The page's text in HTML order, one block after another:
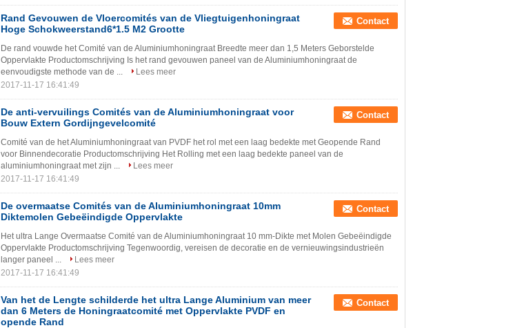
Rand Gevouwen de Vloercomités van de Vliegtuigenhoningraat
Hoge Schokweerstand6*1.5 M2 Grootte
Contact
De rand vouwde het Comité van de Aluminiumhoningraat Breedte meer dan 1,5 Meters Geborstelde
Oppervlakte Productomschrijving Is het rand gevouwen paneel van de Aluminiumhoningraat de
eenvoudigste methode van de ...
Lees meer
2017-11-17 16:41:49
De anti-vervuilings Comités van de Aluminiumhoningraat voor
Bouw Extern Gordijngevelcomité
Contact
Comité van de het Aluminiumhoningraat van PVDF het rol met een laag bedekte met Geopende Rand
voor Binnendecoratie Productomschrijving Het Rolling met een laag bedekte paneel van de
aluminiumhoningraat met zijn ...
Lees meer
2017-11-17 16:41:49
De overmaatse Comités van de Aluminiumhoningraat 10mm
Diktemolen Gebeëindigde Oppervlakte
Contact
Het ultra Lange Overmaatse Comité van de Aluminiumhoningraat 10 mm-Dikte met Molen Gebeëindigde
Oppervlakte Productomschrijving Tegenwoordig, vereisen de decoratie en de vernieuwingsindustrieën
langer paneel ...
Lees meer
2017-11-17 16:41:49
Van het de Lengte schilderde het ultra Lange Aluminium van meer
dan 6 Meters de Honingraatcomité met Oppervlakte PVDF en
opende Rand
Contact